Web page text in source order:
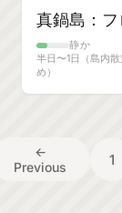
真鍋島：
静か
半日〜1日（島内
め）
投
稿
←
Previous
1